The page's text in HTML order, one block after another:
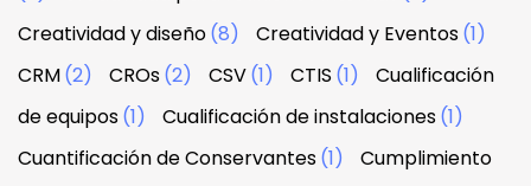
Creatividad y diseño(8) Creatividad y Eventos(1)
CRM(2) CROs(2) CSV(1) CTIS (1)
Cualificación
de equipos(1) Cualificación de instalaciones(1)
Cuantificación de Conservantes(1)
Cumplimiento